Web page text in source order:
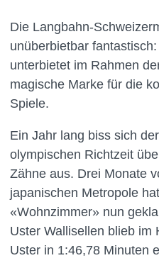
Die Langbahn-
unüberbietbar
unterbietet im Rahmen
magische Marke für die
Spiele.
Ein Jahr lang biss sich
olympischen Richtzeit
Zähne aus. Drei Monate
japanischen Metropole
«Wohnzimmer» nun
Uster Wallisellen blieb im
Uster in 1:46,78 Minuten